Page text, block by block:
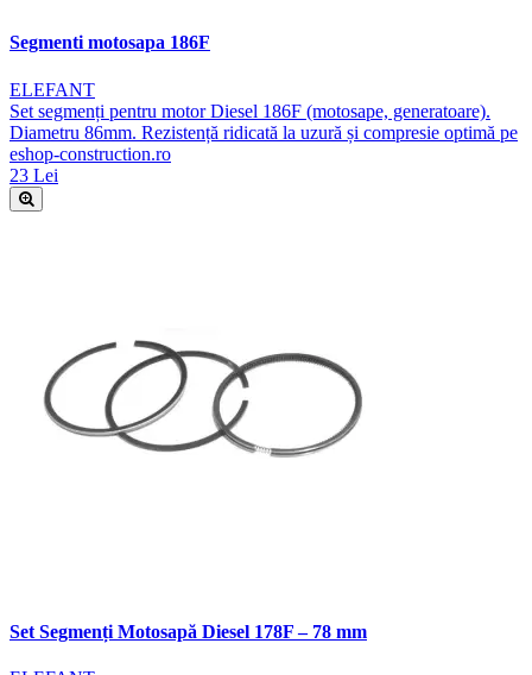
Segmenti motosapa 186F
ELEFANT
Set segmenți pentru motor Diesel 186F (motosape, generatoare).
Diametru 86mm. Rezistență ridicată la uzură și compresie optimă pe
eshop-construction.ro
23 Lei
Set Segmenți Motosapă Diesel 178F – 78 mm